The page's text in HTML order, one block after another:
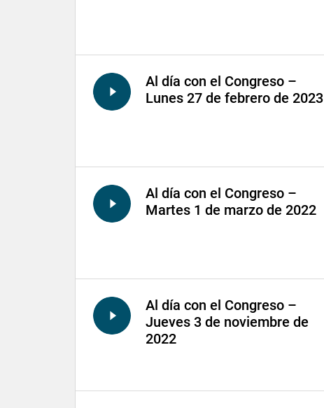
Al día con el Congreso –
Lunes 27 de febrero de 2023
Al día con el Congreso –
Martes 1 de marzo de 2022
Al día con el Congreso –
Jueves 3 de noviembre de
2022